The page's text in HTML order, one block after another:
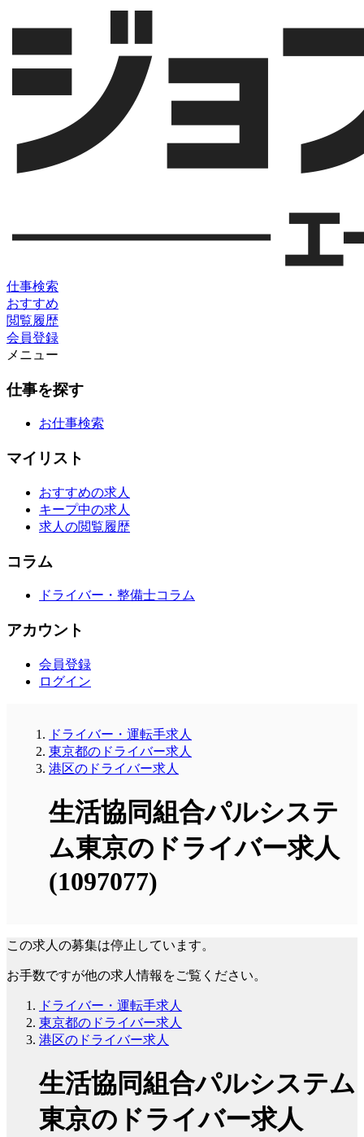
仕事検索
おすすめ
閲覧履歴
会員登録
メニュー
仕事を探す
お仕事検索
マイリスト
おすすめの求人
キープ中の求人
求人の閲覧履歴
コラム
ドライバー・整備士コラム
アカウント
会員登録
ログイン
ドライバー・運転手求人
東京都のドライバー求人
港区のドライバー求人
生活協同組合パルシステ
ム東京のドライバー求人
(1097077)
この求人の募集は停止しています。
お手数ですが他の求人情報をご覧ください。
ドライバー・運転手求人
東京都のドライバー求人
港区のドライバー求人
生活協同組合パルシステム
東京のドライバー求人